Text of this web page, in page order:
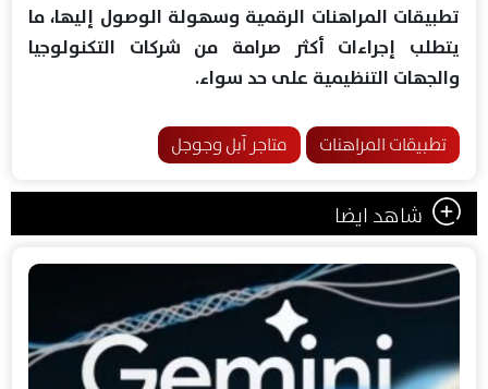
تطبيقات المراهنات الرقمية وسهولة الوصول إليها، ما
يتطلب إجراءات أكثر صرامة من شركات التكنولوجيا
والجهات التنظيمية على حد سواء.
تطبيقات المراهنات متاجر آبل وجوجل
شاهد ايضا